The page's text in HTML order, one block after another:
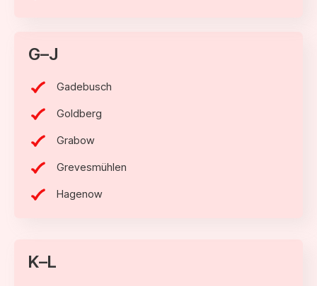
G–J
Gadebusch
Goldberg
Grabow
Grevesmühlen
Hagenow
K–L